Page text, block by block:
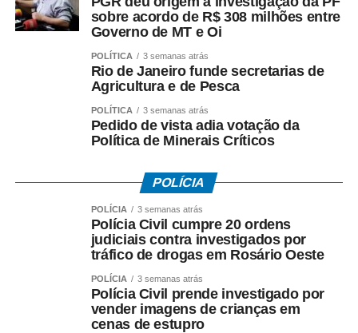
reajuste salarial, valorização dos pisos remuneratórios,
ampliação do auxílio-alimentação para R$ 1 mil e o
extraordinária.
WhatsApp
Facebook
Twitter
Messenger
LinkedIn
sobre acordo de R$ 308 milhões entre
Governo de MT e Oi
POLÍTICA 3 semanas atrás
Rio de Janeiro funde secretarias de
Agricultura e de Pesca
POLÍTICA 3 semanas atrás
Pedido de vista adia votação da
Política de Minerais Críticos
POLÍCIA
POLÍCIA 3 semanas atrás
Polícia Civil cumpre 20 ordens
judiciais contra investigados por
tráfico de drogas em Rosário Oeste
POLÍCIA 3 semanas atrás
Polícia Civil prende investigado por
vender imagens de crianças em
cenas de estupro